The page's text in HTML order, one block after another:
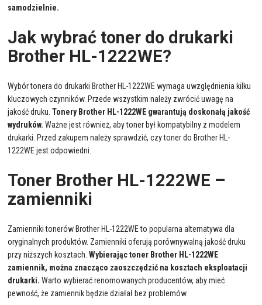
samodzielnie.
Jak wybrać toner do drukarki
Brother HL-1222WE?
Wybór tonera do drukarki Brother HL-1222WE wymaga uwzględnienia kilku
kluczowych czynników. Przede wszystkim należy zwrócić uwagę na
jakość druku.Tonery Brother HL-1222WE gwarantują doskonałą jakość
wydruków. Ważne jest również, aby toner był kompatybilny z modelem
drukarki. Przed zakupem należy sprawdzić, czy toner do Brother HL-
1222WE jest odpowiedni.
Toner Brother HL-1222WE –
zamienniki
Zamienniki tonerów Brother HL-1222WE to popularna alternatywa dla
oryginalnych produktów. Zamienniki oferują porównywalną jakość druku
przy niższych kosztach.Wybierając toner Brother HL-1222WE
zamiennik, można znacząco zaoszczędzić na kosztach eksploatacji
drukarki. Warto wybierać renomowanych producentów, aby mieć
pewność, że zamiennik będzie działał bez problemów.